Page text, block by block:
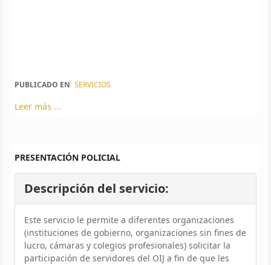
PUBLICADO EN SERVICIOS
Leer más ...
PRESENTACIÓN POLICIAL
Descripción del servicio:
Este servicio le permite a diferentes organizaciones
(instituciones de gobierno, organizaciones sin fines de
lucro, cámaras y colegios profesionales) solicitar la
participación de servidores del OIJ a fin de que les